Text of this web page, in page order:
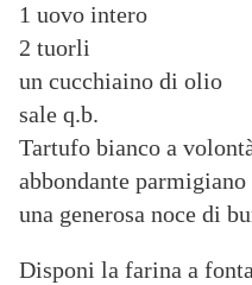
1 uovo intero
2 tuorli
un cucchiaino di olio
sale q.b.
Tartufo bianco a
abbondante parmigiano
una generosa noce di
Disponi la farina a